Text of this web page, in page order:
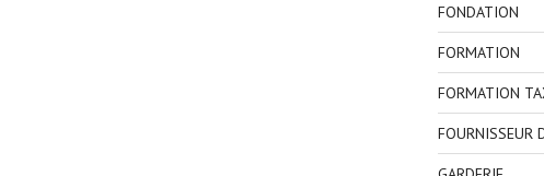
FONDATION
FORMATION
FORMATION
FOURNISSEUR